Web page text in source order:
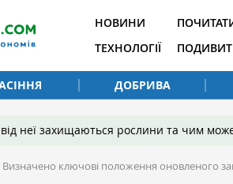
НОВИНИ
ТЕХНОЛОГІЇ
ДОБРИВА
від неї захищаються рослини та чим
Визначено ключові положення оновленого